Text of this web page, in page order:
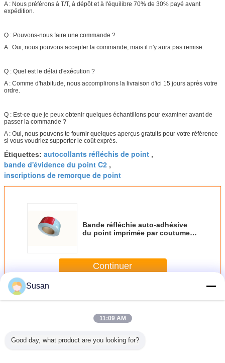
A : Nous préférons à T/T, à dépôt et à l'équilibre 70% de 30% payé avant
expédition.
Q : Pouvons-nous faire une commande ?
A : Oui, nous pouvons accepter la commande, mais il n'y aura pas remise.
Q : Quel est le délai d'exécution ?
A : Comme d'habitude, nous accomplirons la livraison d'ici 15 jours après votre
ordre.
Q : Est-ce que je peux obtenir quelques échantillons pour examiner avant de
passer la commande ?
A : Oui, nous pouvons te fournir quelques aperçus gratuits pour votre référence
si vous voudriez supporter le coût exprès.
Étiquettes: autocollants réfléchis de point ,
bande d'évidence du point C2 ,
inscriptions de remorque de point
Bande réfléchie auto-adhésive
du point imprimée par coutume
Continuer
PlusBande réfléchie du point C2
Susan
11:09 AM
Good day, what product are you looking for?